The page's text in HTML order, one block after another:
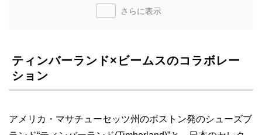
さらに表示
ティンバーランド×ビームスのコラボレー
ション
アメリカ・マサチューセッツ州のボストン発のシューズブ